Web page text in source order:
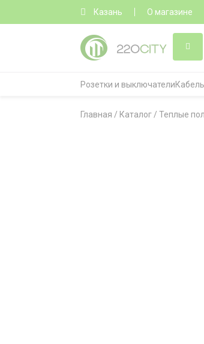
Казань О магазине
Розетки и выключателиКабель
Главная / Каталог / Теплые